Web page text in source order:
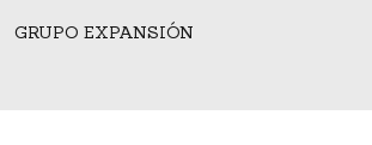
GRUPO EXPANSIÓN